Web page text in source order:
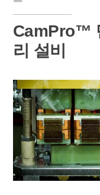
CamPro™
리 설비